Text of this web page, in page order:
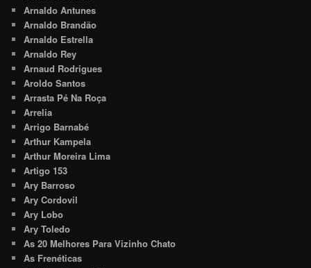
Arnaldo Antunes
Arnaldo Brandão
Arnaldo Estrella
Arnaldo Rey
Arnaud Rodrigues
Aroldo Santos
Arrasta Pé Na Roça
Arrelia
Arrigo Barnabé
Arthur Kampela
Arthur Moreira Lima
Artigo 153
Ary Barroso
Ary Cordovil
Ary Lobo
Ary Toledo
As 20 Melhores Para Vizinho Chato
As Frenéticas